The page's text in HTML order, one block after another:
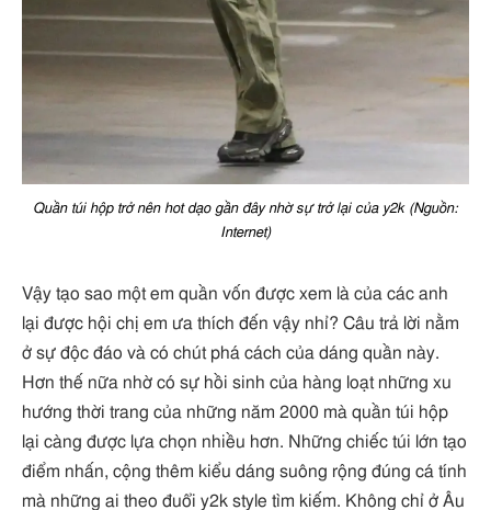
Quần túi hộp trở nên hot dạo gần đây nhờ sự trở lại của y2k (Nguồn:
Internet)
Vậy tạo sao một em quần vốn được xem là của các anh
lại được hội chị em ưa thích đến vậy nhỉ? Câu trả lời nằm
ở sự độc đáo và có chút phá cách của dáng quần này.
Hơn thế nữa nhờ có sự hồi sinh của hàng loạt những xu
hướng thời trang của những năm 2000 mà quần túi hộp
lại càng được lựa chọn nhiều hơn. Những chiếc túi lớn tạo
điểm nhấn, cộng thêm kiểu dáng suông rộng đúng cá tính
mà những ai theo đuổi y2k style tìm kiếm. Không chỉ ở Âu